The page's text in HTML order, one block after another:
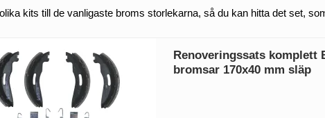
kits till de vanligaste broms storlekarna, så du kan hitta det set,
Renoveringssats komplett
bromsar 170x40 mm släp